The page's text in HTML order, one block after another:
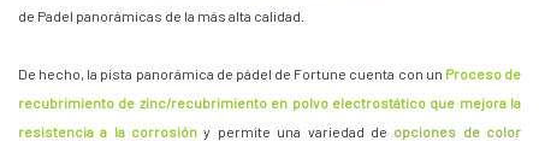
de Padel panorámicas de la más alta calidad.
De hecho, la pista panorámica de pádel de Fortune cuenta con un Proceso de
recubrimiento de zinc/recubrimiento en polvo electrostático que mejora la
resistencia a la corrosión y permite una variedad de opciones de color